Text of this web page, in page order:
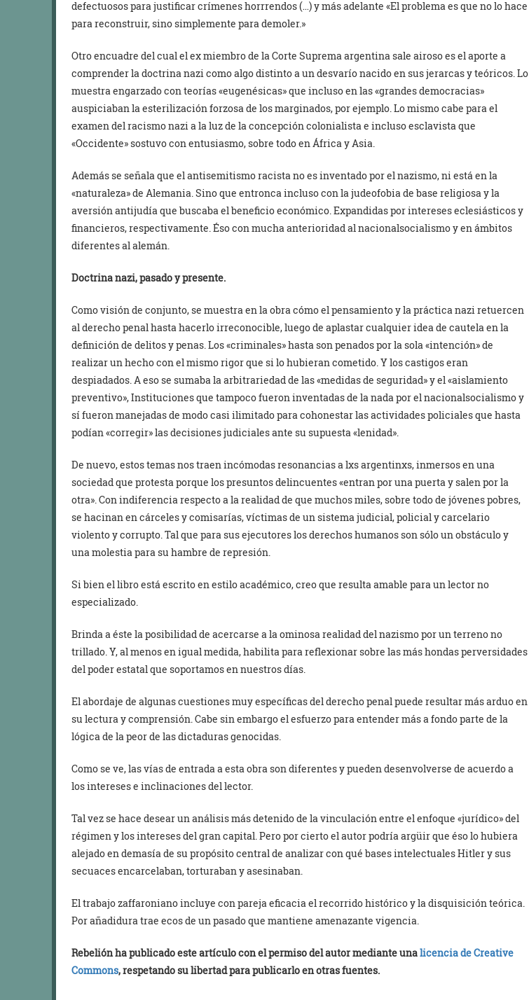
defectuosos para justificar crímenes horrrendos (…) y más adelante «El problema es que no lo hace
para reconstruir, sino simplemente para demoler.»
Otro encuadre del cual el ex miembro de la Corte Suprema argentina sale airoso es el aporte a
comprender la doctrina nazi como algo distinto a un desvarío nacido en sus jerarcas y teóricos. Lo
muestra engarzado con teorías «eugenésicas» que incluso en las «grandes democracias»
auspiciaban la esterilización forzosa de los marginados, por ejemplo. Lo mismo cabe para el
examen del racismo nazi a la luz de la concepción colonialista e incluso esclavista que
«Occidente» sostuvo con entusiasmo, sobre todo en África y Asia.
Además se señala que el antisemitismo racista no es inventado por el nazismo, ni está en la
«naturaleza» de Alemania. Sino que entronca incluso con la judeofobia de base religiosa y la
aversión antijudía que buscaba el beneficio económico. Expandidas por intereses eclesiásticos y
financieros, respectivamente. Éso con mucha anterioridad al nacionalsocialismo y en ámbitos
diferentes al alemán.
Doctrina nazi, pasado y presente.
Como visión de conjunto, se muestra en la obra cómo el pensamiento y la práctica nazi retuercen
al derecho penal hasta hacerlo irreconocible, luego de aplastar cualquier idea de cautela en la
definición de delitos y penas. Los «criminales» hasta son penados por la sola «intención» de
realizar un hecho con el mismo rigor que si lo hubieran cometido. Y los castigos eran
despiadados. A eso se sumaba la arbitrariedad de las «medidas de seguridad» y el «aislamiento
preventivo», Instituciones que tampoco fueron inventadas de la nada por el nacionalsocialismo y
sí fueron manejadas de modo casi ilimitado para cohonestar las actividades policiales que hasta
podían «corregir» las decisiones judiciales ante su supuesta «lenidad».
De nuevo, estos temas nos traen incómodas resonancias a lxs argentinxs, inmersos en una
sociedad que protesta porque los presuntos delincuentes «entran por una puerta y salen por la
otra». Con indiferencia respecto a la realidad de que muchos miles, sobre todo de jóvenes pobres,
se hacinan en cárceles y comisarías, víctimas de un sistema judicial, policial y carcelario
violento y corrupto. Tal que para sus ejecutores los derechos humanos son sólo un obstáculo y
una molestia para su hambre de represión.
Si bien el libro está escrito en estilo académico, creo que resulta amable para un lector no
especializado.
Brinda a éste la posibilidad de acercarse a la ominosa realidad del nazismo por un terreno no
trillado. Y, al menos en igual medida, habilita para reflexionar sobre las más hondas perversidades
del poder estatal que soportamos en nuestros días.
El abordaje de algunas cuestiones muy específicas del derecho penal puede resultar más arduo en
su lectura y comprensión. Cabe sin embargo el esfuerzo para entender más a fondo parte de la
lógica de la peor de las dictaduras genocidas.
Como se ve, las vías de entrada a esta obra son diferentes y pueden desenvolverse de acuerdo a
los intereses e inclinaciones del lector.
Tal vez se hace desear un análisis más detenido de la vinculación entre el enfoque «jurídico» del
régimen y los intereses del gran capital. Pero por cierto el autor podría argüir que éso lo hubiera
alejado en demasía de su propósito central de analizar con qué bases intelectuales Hitler y sus
secuaces encarcelaban, torturaban y asesinaban.
El trabajo zaffaroniano incluye con pareja eficacia el recorrido histórico y la disquisición teórica.
Por añadidura trae ecos de un pasado que mantiene amenazante vigencia.
Rebelión ha publicado este artículo con el permiso del autor mediante unalicencia de Creative
Commons, respetando su libertad para publicarlo en otras fuentes.